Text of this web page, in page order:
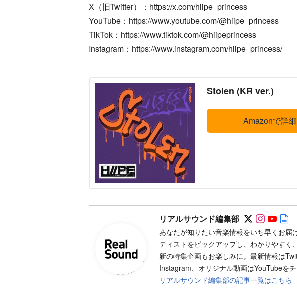
X（旧Twitter）：https://x.com/hiipe_princess
YouTube：https://www.youtube.com/@hiipe_princess
TikTok：https://www.tiktok.com/@hiipeprincess
Instagram：https://www.instagram.com/hiipe_princess/
Stolen (KR ver.)
Amazonで詳
リアルサウンド編集部 Follow on
Follow
あなたが知りたい音楽情報をいち早くお
ティストをピックアップし、わかりやす
新の特集企画もお楽しみに。最新情報は
Instagram、オリジナル動画はYouTubeをチ
リアルサウンド編集部の記事一覧はこちら